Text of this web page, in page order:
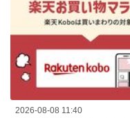
2026-08-08 11:40